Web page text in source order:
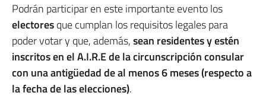
Podrán participar en este importante evento los
electoresque cumplan los requisitos legales para
poder votar y que, además,sean residentes y estén
inscritos en el A.I.R.E de la circunscripción consular
con una antigüedad de al menos 6 meses (respecto a
la fecha de las elecciones).